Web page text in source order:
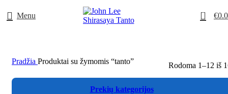
Menu 0 €
Pradžia Produktai su žymomis “tanto” Rodoma 1–12 iš
Prekių kategorijos